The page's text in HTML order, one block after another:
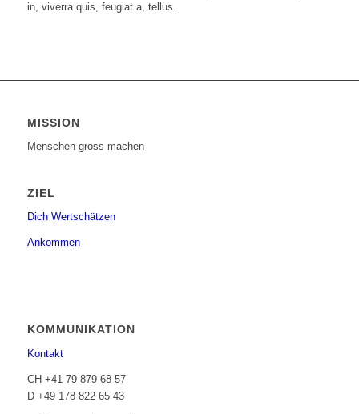
in, viverra quis, feugiat a, tellus.
MISSION
Menschen gross machen
ZIEL
Dich Wertschätzen
Ankommen
KOMMUNIKATION
Kontakt
CH +41 79 879 68 57
D +49 178 822 65 43